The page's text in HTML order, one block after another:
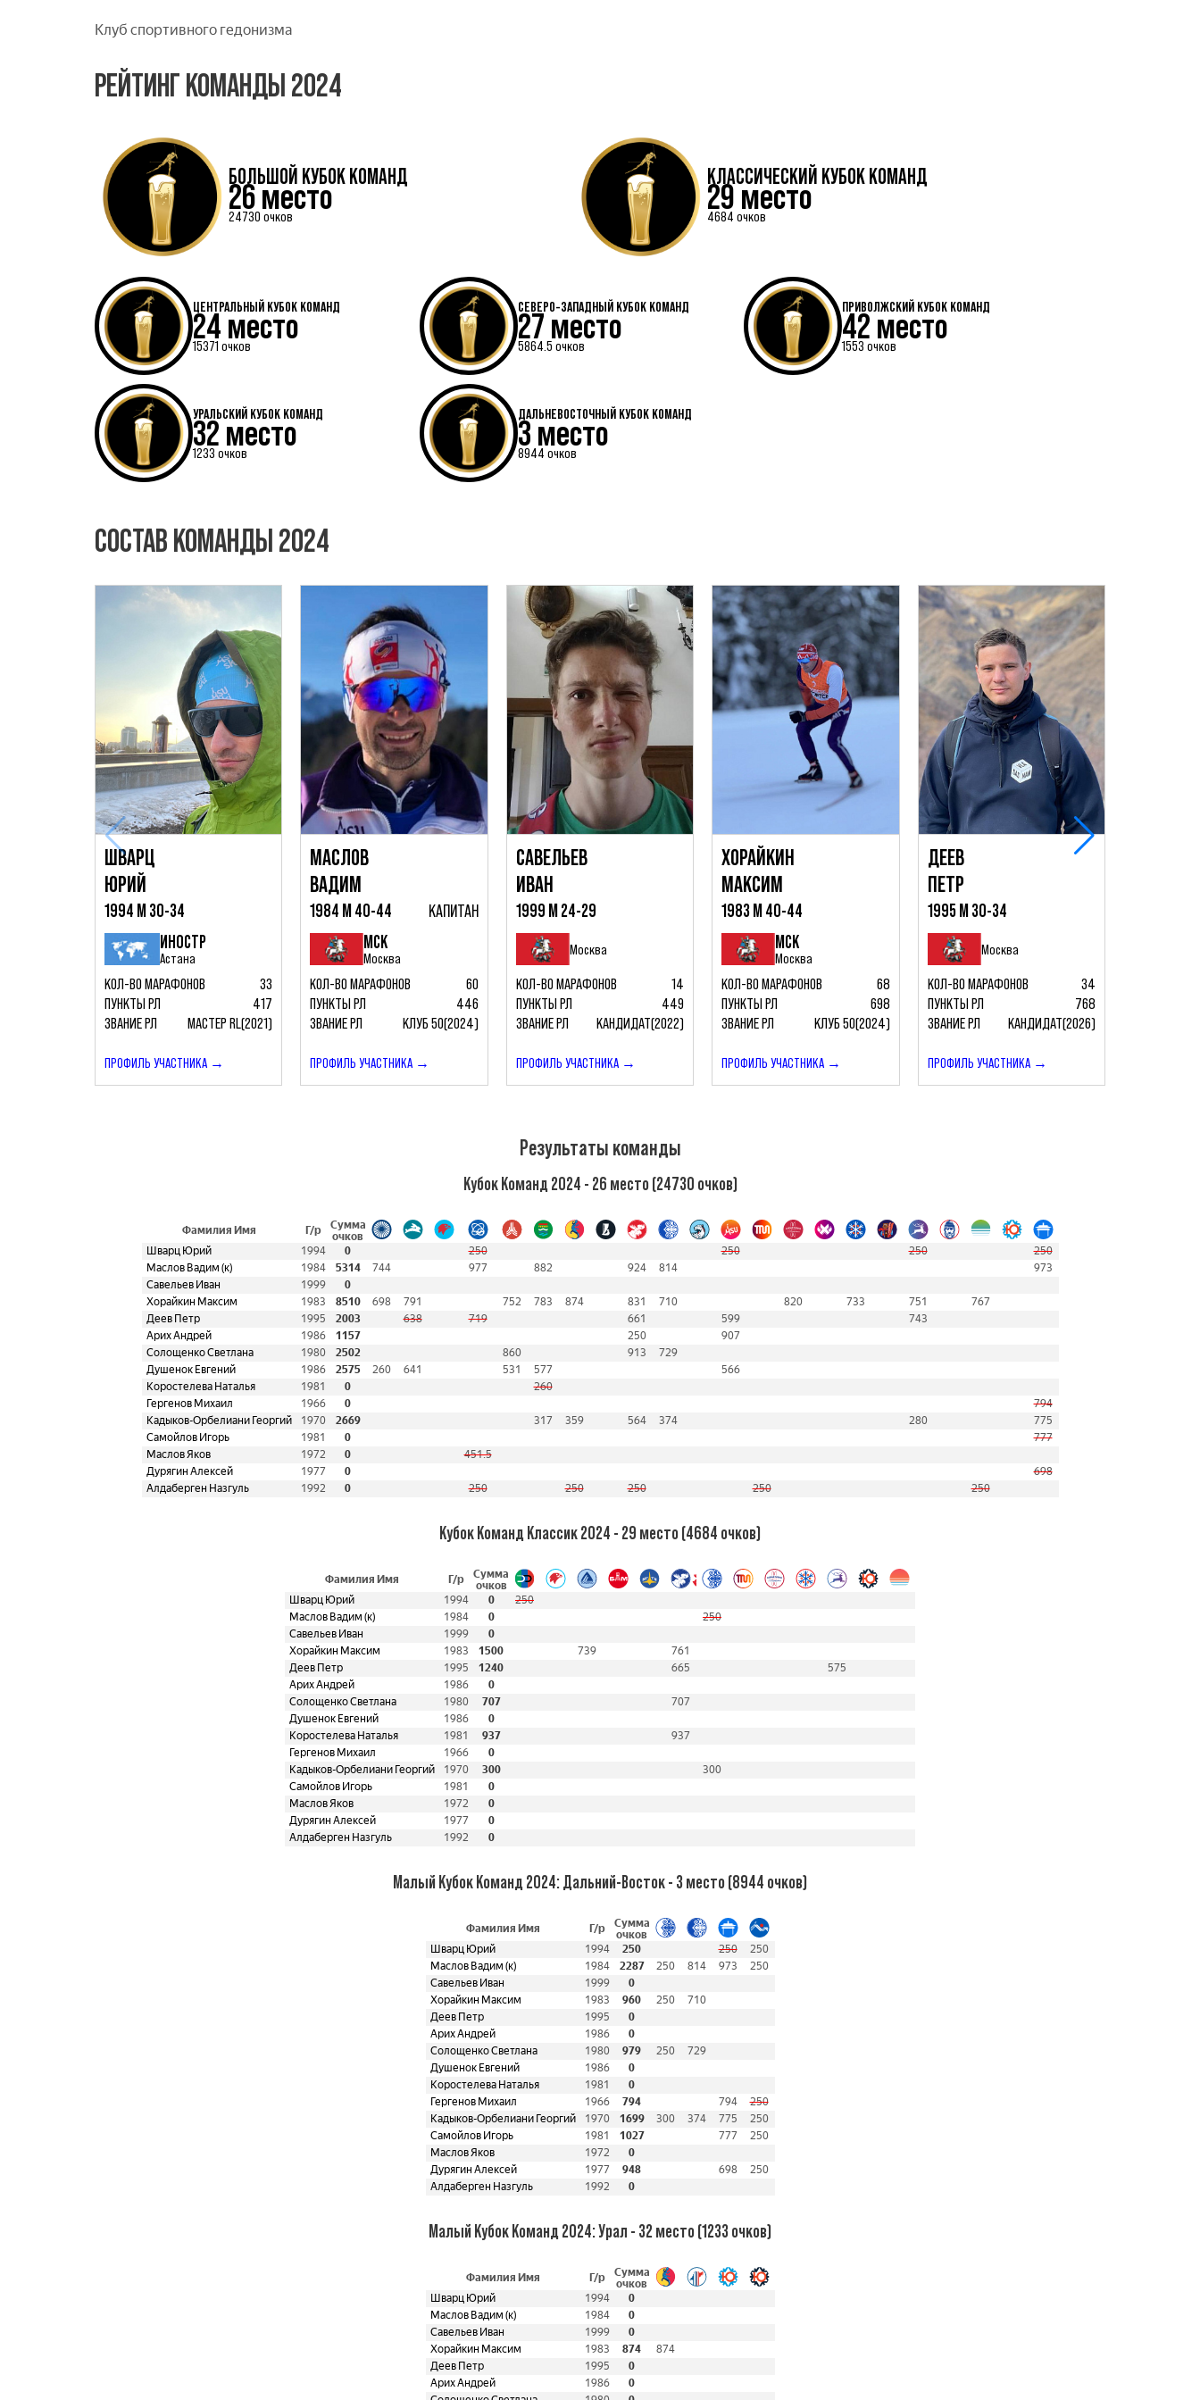
Клуб спортивного гедонизма
РЕЙТИНГ КОМАНДЫ 2024
БОЛЬШОЙ КУБОК КОМАНД
26 место
24730 очков
КЛАССИЧЕСКИЙ КУБОК КОМАНД
29 место
4684 очков
ЦЕНТРАЛЬНЫЙ КУБОК КОМАНД
24 место
15371 очков
СЕВЕРО-ЗАПАДНЫЙ КУБОК КОМАНД
27 место
5864.5 очков
ПРИВОЛЖСКИЙ КУБОК КОМАНД
42 место
1553 очков
УРАЛЬСКИЙ КУБОК КОМАНД
32 место
1233 очков
ДАЛЬНЕВОСТОЧНЫЙ КУБОК КОМАНД
3 место
8944 очков
СОСТАВ КОМАНДЫ 2024
ШВАРЦ
ЮРИЙ
1994 М 30-34
ИНОСТР
Астана
КОЛ-ВО МАРАФОНОВ
33
ПУНКТЫ РЛ
417
ЗВАНИЕ РЛ
МАСТЕР RL(2021)
ПРОФИЛЬ УЧАСТНИКА →
МАСЛОВ
ВАДИМ
1984 М 40-44
КАПИТАН
МСК
Москва
КОЛ-ВО МАРАФОНОВ
60
ПУНКТЫ РЛ
446
ЗВАНИЕ РЛ
КЛУБ 50(2024)
ПРОФИЛЬ УЧАСТНИКА →
САВЕЛЬЕВ
ИВАН
1999 М 24-29
Москва
КОЛ-ВО МАРАФОНОВ
14
ПУНКТЫ РЛ
449
ЗВАНИЕ РЛ
КАНДИДАТ(2022)
ПРОФИЛЬ УЧАСТНИКА →
ХОРАЙКИН
МАКСИМ
1983 М 40-44
МСК
Москва
КОЛ-ВО МАРАФОНОВ
68
ПУНКТЫ РЛ
698
ЗВАНИЕ РЛ
КЛУБ 50(2024)
ПРОФИЛЬ УЧАСТНИКА →
ДЕЕВ
ПЕТР
1995 М 30-34
Москва
КОЛ-ВО МАРАФОНОВ
34
ПУНКТЫ РЛ
768
ЗВАНИЕ РЛ
КАНДИДАТ(2026)
ПРОФИЛЬ УЧАСТНИКА →
Результаты команды
Кубок Команд 2024 - 26 место (24730 очков)
Фамилия Имя Г/р
Сумма
очков
Шварц Юрий
1994 0 250 250 250
250
Маслов Вадим (к)
1984 5314 744 977 882 924 814
973
Савельев Иван
1999
0
Хорайкин Максим
1983 8510 698 791 752 783 874 831 710 820 733 751
767
Деев Петр
1995 2003 638 719 661 599
743
Арих Андрей
1986 1157 250
907
Солощенко Светлана
1980 2502 860 913
729
Душенок Евгений
1986 2575 260 641 531 577
566
Коростелева Наталья
1981 0
260
Гергенов Михаил
1966 0
794
Кадыков-Орбелиани Георгий
1970 2669 317 359 564 374 280
775
Самойлов Игорь
1981 0
777
Маслов Яков
1972 0
451.5
Дурягин Алексей
1977 0
698
Алдаберген Назгуль
1992 0 250 250 250 250 250
Кубок Команд Классик 2024 - 29 место (4684 очков)
Фамилия Имя Г/р
Сумма
очков
Шварц Юрий
1994 0
250
Маслов Вадим (к)
1984 0
250
Савельев Иван
1999
0
Хорайкин Максим
1983 1500 739
761
Деев Петр
1995 1240 665
575
Арих Андрей
1986
0
Солощенко Светлана
1980 707
707
Душенок Евгений
1986
0
Коростелева Наталья
1981 937
937
Гергенов Михаил
1966
0
Кадыков-Орбелиани Георгий
1970 300
300
Самойлов Игорь
1981
0
Маслов Яков
1972
0
Дурягин Алексей
1977
0
Алдаберген Назгуль
1992 0
Малый Кубок Команд 2024: Дальний-Восток - 3 место (8944 очков)
Фамилия Имя Г/р
Сумма
очков
Шварц Юрий
1994 250 250
250
Маслов Вадим (к)
1984 2287 250 814 973
250
Савельев Иван
1999
0
Хорайкин Максим
1983 960 250
710
Деев Петр
1995
0
Арих Андрей
1986
0
Солощенко Светлана
1980 979 250
729
Душенок Евгений
1986
0
Коростелева Наталья
1981
0
Гергенов Михаил
1966 794 794
250
Кадыков-Орбелиани Георгий
1970 1699 300 374 775
250
Самойлов Игорь
1981 1027 777
250
Маслов Яков
1972
0
Дурягин Алексей
1977 948 698
250
Алдаберген Назгуль
1992 0
Малый Кубок Команд 2024: Урал - 32 место (1233 очков)
Фамилия Имя Г/р
Сумма
очков
Шварц Юрий
1994
0
Маслов Вадим (к)
1984
0
Савельев Иван
1999
0
Хорайкин Максим
1983 874
874
Деев Петр
1995
0
Арих Андрей
1986
0